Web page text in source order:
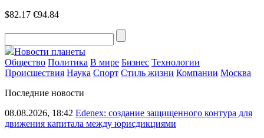
$82.17 €94.84
Новости планеты
Общество Политика В мире Бизнес Технологии
Происшествия Наука Спорт Стиль жизни Компании Москва
Последние новости
08.08.2026, 18:42 Edenex: создание защищенного контура для
движения капитала между юрисдикциями